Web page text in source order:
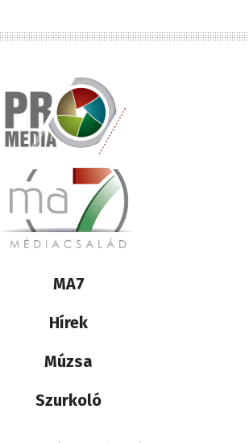
Lábléc
médiacsalád
MA7
Hírek
Múzsa
Szurkoló